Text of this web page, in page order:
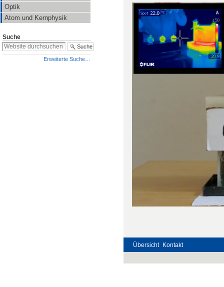
Optik
Atom und Kernphysik
Suche
Erweiterte Suche…
Übersicht Kontakt